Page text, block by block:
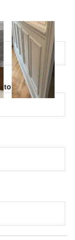
ce champ vide.
ce champ vide.